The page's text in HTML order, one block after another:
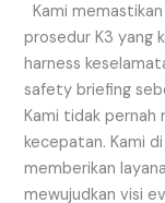
Kami
prosedur K3 yang
harness
safety briefing
Kami tidak pernah
kecepatan. Kami
memberikan
mewujudkan visi